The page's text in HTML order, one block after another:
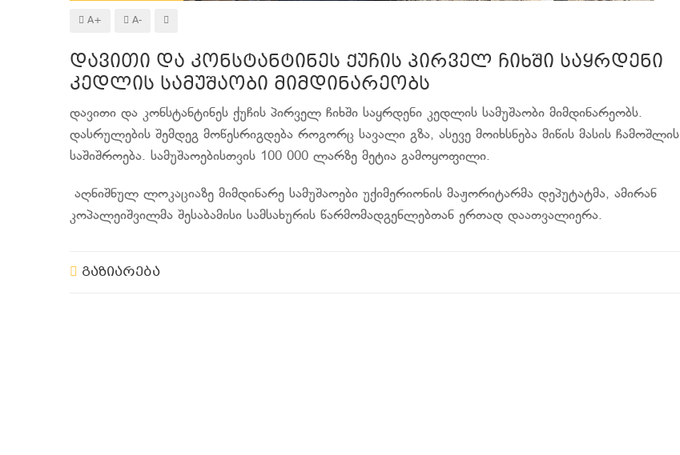
A+ A-
დავითი და კონსტანტინეს ქუჩის პირველ ჩიხში საყრდენი
კედლის სამუშაობი მიმდინარეობს
დავითი და კონსტანტინეს ქუჩის პირველ ჩიხში საყრდენი კედლის სამუშაობი მიმდინარეობს.
დასრულების შემდეგ მოწესრიგდება როგორც სავალი გზა, ასევე მოიხსნება მიწის მასის ჩამოშლის
საშიშროება. სამუშაოებისთვის 100 000 ლარზე მეტია გამოყოფილი.
აღნიშნულ ლოკაციაზე მიმდინარე სამუშაოები უქიმერიონის მაჟორიტარმა დეპუტატმა, ამირან
კოპალეიშვილმა შესაბამისი სამსახურის წარმომადგენლებთან ერთად დაათვალიერა.
გაზიარება